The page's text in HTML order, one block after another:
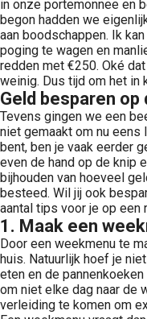
in onze portemonnee en
begon hadden we
aan boodschappen. Ik
poging te wagen en
redden met €250. Oké
weinig. Dus tijd om het in
Geld besparen
Tevens gingen we een
niet gemaakt om nu eens
bent, ben je vaak eerder
even de hand op de knip
bijhouden van hoeveel
besteed. Wil jij ook
aantal tips voor je op een
1. Maak een
Door een weekmenu te
huis. Natuurlijk hoef je
eten en de
om niet elke dag naar de
verleiding te komen om